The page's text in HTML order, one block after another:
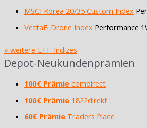
MSCI Korea 20/35 Custom Index
VettaFi Drone Index Performance
» weitere ETF-Indizes
Depot-Neukundenprämien
100€ Prämie comdirect
100€ Prämie 1822direkt
60€ Prämie Traders Place